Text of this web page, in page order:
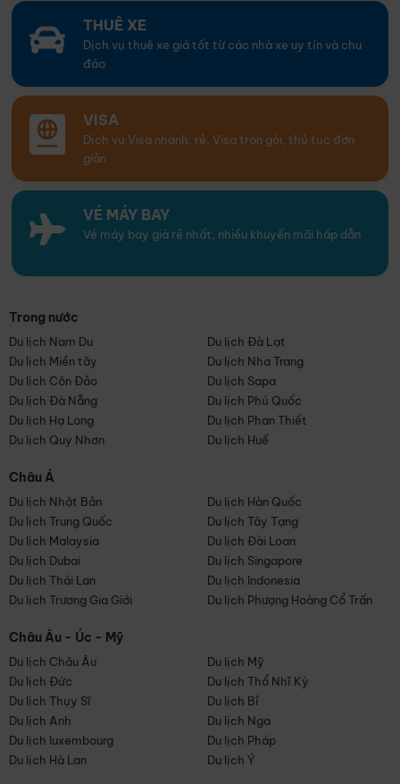
THUÊ XE
Dịch vụ thuê xe giá tốt từ các nhà xe uy tín và chu
đáo
VISA
Dịch vụ Visa nhanh, rẻ. Visa trọn gói, thủ tục đơn
giản
VÉ MÁY BAY
Vé máy bay giá rẻ nhất, nhiều khuyến mãi hấp dẫn
Trong nước
Du lịch Nam Du
Du lịch Đà Lạt
Du lịch Miền tây
Du lịch Nha Trang
Du lịch Côn Đảo
Du lịch Sapa
Du lịch Đà Nẵng
Du lịch Phú Quốc
Du lịch Hạ Long
Du lịch Phan Thiết
Du lịch Quy Nhơn
Du lịch Huế
Châu Á
Du lịch Nhật Bản
Du lịch Hàn Quốc
Du lịch Trung Quốc
Du lịch Tây Tạng
Du lịch Malaysia
Du lịch Đài Loan
Du lịch Dubai
Du lịch Singapore
Du lịch Thái Lan
Du lịch Indonesia
Du lịch Trương Gia Giới
Du lịch Phượng Hoàng Cổ Trấn
Châu Âu - Úc - Mỹ
Du lịch Châu Âu
Du lịch Mỹ
Du lịch Đức
Du lịch Thổ Nhĩ Kỳ
Du lịch Thụy Sĩ
Du lịch Bỉ
Du lịch Anh
Du lịch Nga
Du lịch luxembourg
Du lịch Pháp
Du lịch Hà Lan
Du lịch Ý